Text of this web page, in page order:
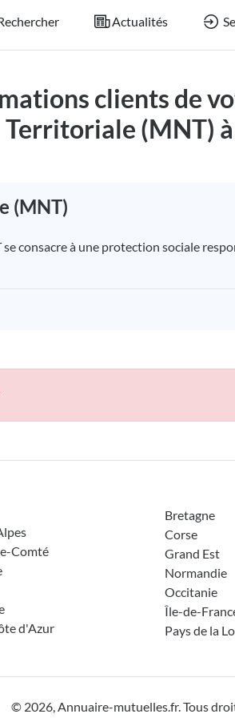
Actualités
clients de
Territoriale (MNT)
(MNT)
consacre à une protection sociale
Comté
d'Azur
Bretagne
Corse
Grand Est
Normandie
Occitanie
Île-de-
Pays de la
© 2026, Annuaire-mutuelles.fr. Tous